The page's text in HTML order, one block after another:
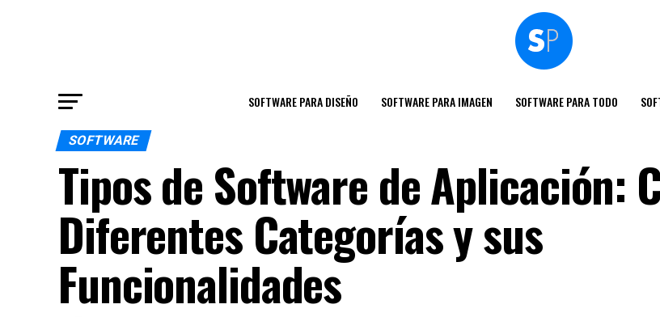
SOFTWARE PARA DISEÑO SOFTWARE PARA IMAGEN SOFTWARE PARA TODO
SOFTWARE
Tipos de Software de Aplicación:
Diferentes Categorías y sus
Funcionalidades